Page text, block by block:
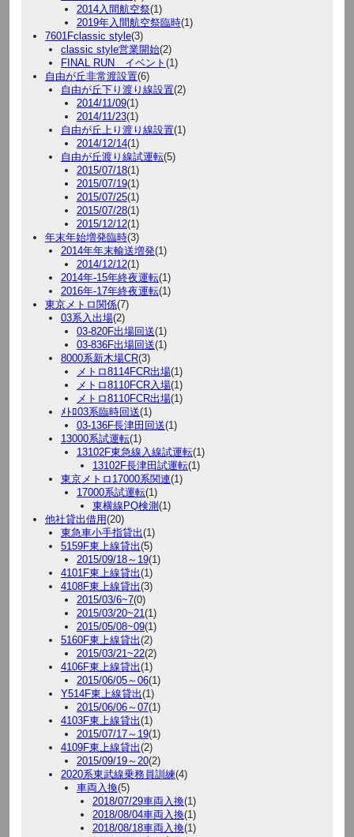
2014入間航空祭(1)
2019年入間航空祭臨時(1)
7601Fclassic style(3)
classic style営業開始(2)
FINAL RUN イベント (1)
自由が丘非常渡設置(6)
自由が丘下り渡り線設置(2)
2014/11/09(1)
2014/11/23(1)
自由が丘上り渡り線設置(1)
2014/12/14(1)
自由が丘渡り線試運転(5)
2015/07/18(1)
2015/07/19(1)
2015/07/25(1)
2015/07/28(1)
2015/12/12(1)
年末年始増発臨時(3)
2014年年末輸送増発(1)
2014/12/12(1)
2014年-15年終夜運転(1)
2016年-17年終夜運転(1)
東京メトロ関係(7)
03系入出場(2)
03-820F出場回送(1)
03-836F出場回送(1)
8000系新木場CR(3)
メトロ8114FCR出場(1)
メトロ8110FCR入場(1)
メトロ8110FCR出場(1)
ﾒﾄﾛ03系臨時回送(1)
03-136F長津田回送(1)
13000系試運転(1)
13102F東急線入線試運転(1)
13102F長津田試運転(1)
東京メトロ17000系関連(1)
17000系試運転(1)
東横線PQ検測 (1)
他社貸出借用(20)
東急車小手指貸出(1)
5159F東上線貸出(5)
2015/09/18～19(1)
4101F東上線貸出(1)
4108F東上線貸出(3)
2015/03/6~7(0)
2015/03/20~21(1)
2015/05/08~09(1)
5160F東上線貸出(2)
2015/03/21~22(2)
4106F東上線貸出(1)
2015/06/05～06(1)
Y514F東上線貸出(1)
2015/06/06～07(1)
4103F東上線貸出(1)
2015/07/17～19(1)
4109F東上線貸出(2)
2015/09/19～20(2)
2020系東武線乗務員訓練(4)
車両入換(5)
2018/07/29車両入換(1)
2018/08/04車両入換(1)
2018/08/18車両入換(1)